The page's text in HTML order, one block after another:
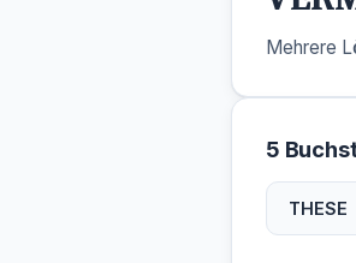
Mehrere
5
THESE